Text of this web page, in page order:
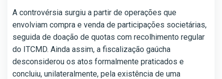
A controvérsia surgiu a partir de operações que
envolviam compra e venda de participações societárias,
seguida de doação de quotas com recolhimento regular
do ITCMD. Ainda assim, a fiscalização gaúcha
desconsiderou os atos formalmente praticados e
concluiu, unilateralmente, pela existência de uma